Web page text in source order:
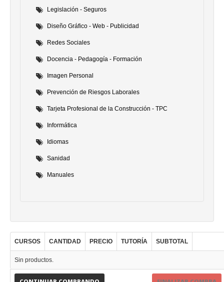
Legislación - Seguros
Diseño Gráfico - Web - Publicidad
Redes Sociales
Docencia - Pedagogía - Formación
Imagen Personal
Prevención de Riesgos Laborales
Tarjeta Profesional de la Construcción - TPC
Informática
Idiomas
Sanidad
Manuales
CURSOS CANTIDAD PRECIO TUTORÍA SUBTOTAL
Sin productos.